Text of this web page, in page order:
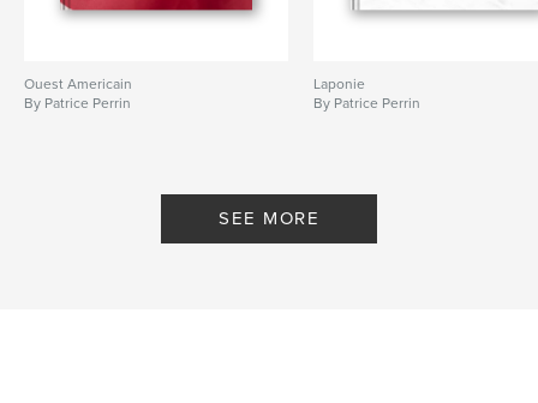
Ouest Americain
By Patrice Perrin
Laponie
By Patrice Perrin
SEE MORE